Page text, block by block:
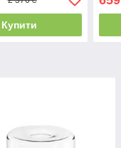
Купити